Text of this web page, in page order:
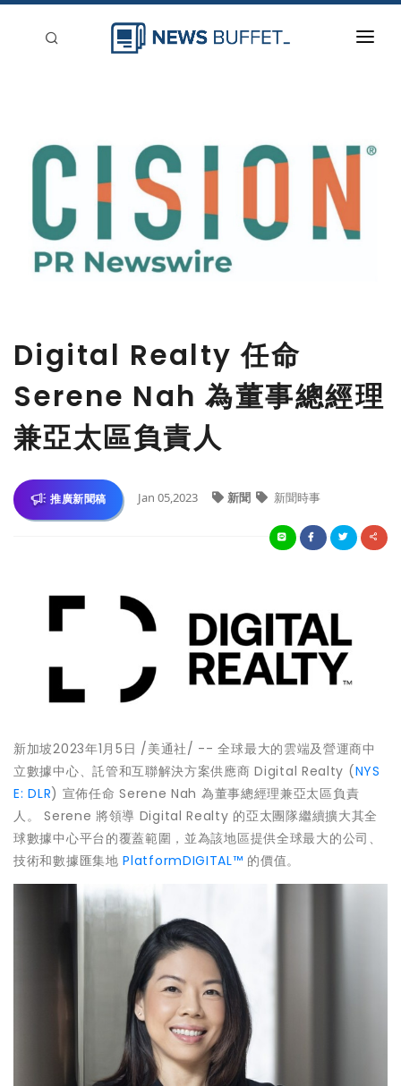
登入
Digital Realty 任命
Serene Nah 為董事總經理
兼亞太區負責人
推廣新聞稿 Jan 05,2023 新聞 新聞時事
新加坡2023年1月5日 /美通社/ -- 全球最大的雲端及營運商中
立數據中心、託管和互聯解決方案供應商 Digital Realty (NYS
E: DLR) 宣佈任命 Serene Nah 為董事總經理兼亞太區負責
人。 Serene 將領導 Digital Realty 的亞太團隊繼續擴大其全
球數據中心平台的覆蓋範圍，並為該地區提供全球最大的公司、
技術和數據匯集地PlatformDIGITAL™ 的價值。